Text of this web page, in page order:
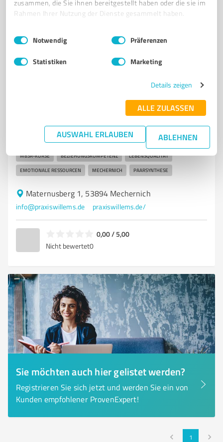
zusammen, die Sie ihnen bereitgestellt haben oder die sie im
Rahmen Ihrer Nutzung der Dienste gesammelt haben.
Impressum Datenschutzbestimmungen
Einwilligungsauswahl
Notwendig Präferenzen
Statistiken Marketing
Details zeigen
ALLE ZULASSEN
AUSWAHL ERLAUBEN ABLEHNEN
0,00 / 5,00
5 Psychologische Beratung
Psychologische Beratung und Paartherapie in
PSYCHOLOGISCHE BERATUNG PAARTHERAPIE EINZELBERATUNG
ACHTSAMKEIT STRESSBEWÄLTIGUNG GESTALTTHERAPIE
MBSR-KURSE BEZIEHUNGSKOMPETENZ LEBENSQUALITÄT
EMOTIONALE RESSOURCEN MECHERNICH PAARSYNTHESE
Maternusberg 1, 53894 Mechernich
info@praxiswillems.de praxiswillems.de/
0,00 / 5,00
Nicht bewertet0
Sie möchten auch hier gelistet werden?
Registrieren Sie sich jetzt und werden Sie ein von
Kunden empfohlener ProvenExpert!
1